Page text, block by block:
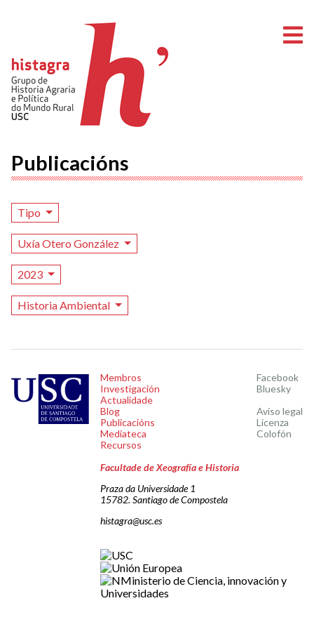
Publicacións
Tipo
Uxía Otero González
2023
Historia Ambiental
Membros
Investigación
Actualidade
Blog
Publicacións
Mediateca
Recursos
Facebook
Bluesky
Aviso legal
Licenza
Colofón
Facultade de Xeografía e Historia
Praza da Universidade 1
15782. Santiago de Compostela
histagra@usc.es